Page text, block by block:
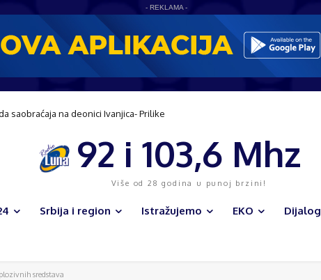
- REKLAMA -
razvoju sela
92 i 103,6 Mhz
Više od 28 godina u punoj brzini!
Srbija i region Istražujemo EKO Dijalog
sredstava